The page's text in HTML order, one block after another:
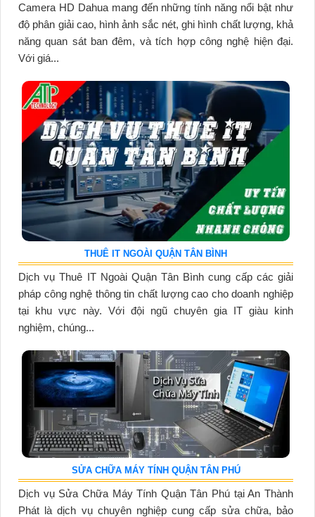
Camera HD Dahua mang đến những tính năng nổi bật như
độ phân giải cao, hình ảnh sắc nét, ghi hình chất lượng, khả
năng quan sát ban đêm, và tích hợp công nghệ hiện đại.
Với giá...
THUÊ IT NGOÀI QUẬN TÂN BÌNH
Dịch vụ Thuê IT Ngoài Quận Tân Bình cung cấp các giải
pháp công nghệ thông tin chất lượng cao cho doanh nghiệp
tại khu vực này. Với đội ngũ chuyên gia IT giàu kinh
nghiệm, chúng...
SỬA CHỮA MÁY TÍNH QUẬN TÂN PHÚ
Dịch vụ Sửa Chữa Máy Tính Quận Tân Phú tại An Thành
Phát là dịch vụ chuyên nghiệp cung cấp sửa chữa, bảo